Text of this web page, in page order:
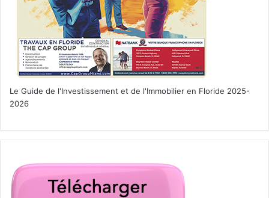
Le Guide de l'Investissement et de l'Immobilier en Floride 2025-
2026